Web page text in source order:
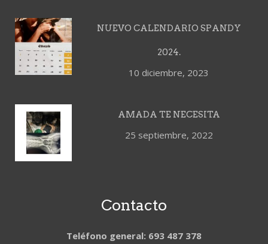
NUEVO CALENDARIO SPANDY
2024.
10 diciembre, 2023
AMADA TE NECESITA
25 septiembre, 2022
Contacto
Teléfono general: 693 487 378